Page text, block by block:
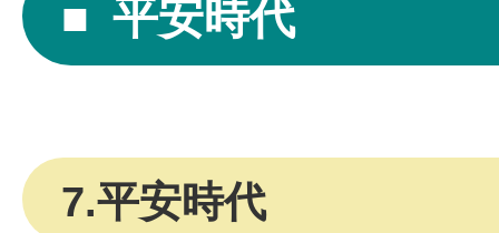
平安時代
7.平安時代